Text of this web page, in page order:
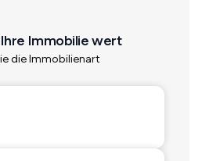
Immobilie wert
die Immobilienart